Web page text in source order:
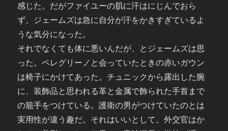
感じた。だがファイユーの肌に汗はにじんでおら
ず、ジェームズは急に自分が汗をかきすぎているよ
うな気分になった。
それでなくても体に悪いんだが、とジェームズは思
った。ペレグリーノと会っていたときの赤いガウン
は椅子にかけてあった。チュニックから露出した腕
に、装飾品と思われる革と金属で飾られた手首まで
の籠手をつけている。護衛の男がつけていたのとは
実用性が違う趣だ。それはいいとして、外交官はか